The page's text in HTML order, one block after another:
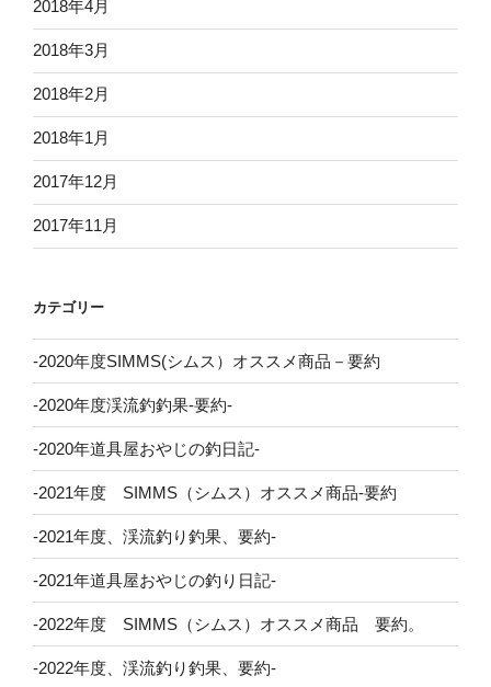
2018年4月
2018年3月
2018年2月
2018年1月
2017年12月
2017年11月
カテゴリー
-2020年度SIMMS(シムス）オススメ商品－要約
-2020年度渓流釣釣果-要約-
-2020年道具屋おやじの釣日記-
-2021年度 SIMMS（シムス）オススメ商品-要約
-2021年度、渓流釣り釣果、要約-
-2021年道具屋おやじの釣り日記-
-2022年度 SIMMS（シムス）オススメ商品 要約。
-2022年度、渓流釣り釣果、要約-